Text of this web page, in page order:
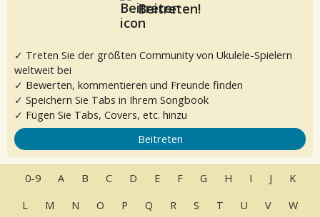
Beitreten!
✓ Treten Sie der größten Community von Ukulele-Spielern
weltweit bei
✓ Bewerten, kommentieren und Freunde finden
✓ Speichern Sie Tabs in Ihrem Songbook
✓ Fügen Sie Tabs, Covers, etc. hinzu
Beitreten
0-9 A B C D E F G H I J
K
L
M N O P Q R S T U V W